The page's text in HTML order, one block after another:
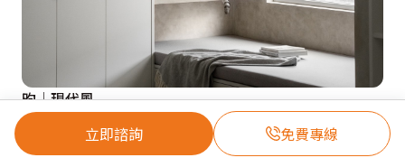
立即諮詢 免費專線
昀│現代風